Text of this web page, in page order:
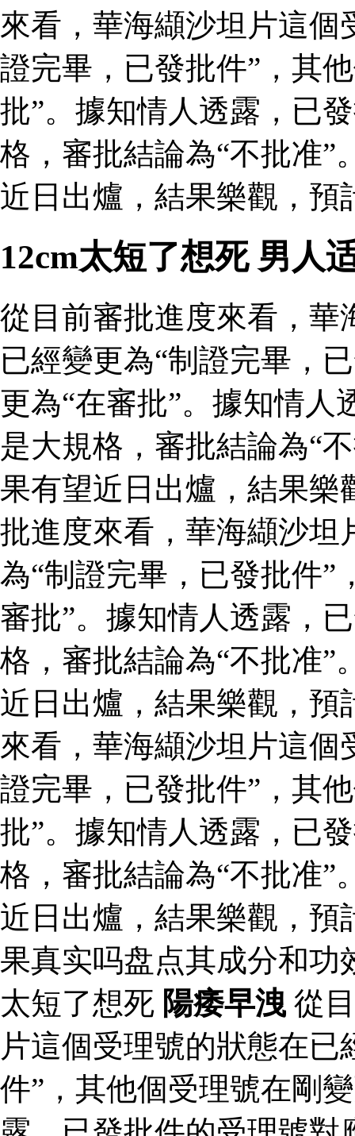
來看，華海纈沙坦片這個
證完畢，已發批件”，其
批”。據知情人透露，已
格，審批結論為“不批准”
近日出爐，結果樂觀，預
12cm太短了想死 男人
從目前審批進度來看，華
已經變更為“制證完畢，
更為“在審批”。據知情
是大規格，審批結論為“
果有望近日出爐，結果樂
批進度來看，華海纈沙坦
為“制證完畢，已發批件”
審批”。據知情人透露，
格，審批結論為“不批准”
近日出爐，結果樂觀，預
來看，華海纈沙坦片這個
證完畢，已發批件”，其
批”。據知情人透露，已
格，審批結論為“不批准”
近日出爐，結果樂觀，
果真实吗盘点其成分和
太短了想死 陽痿早洩 從
片這個受理號的狀態在
件”，其他個受理號在剛